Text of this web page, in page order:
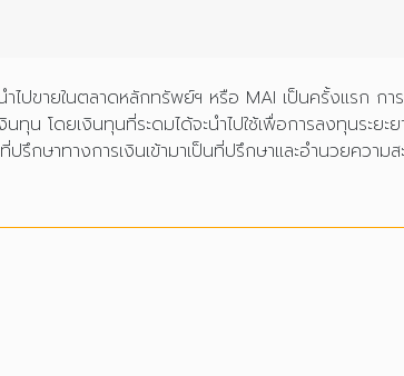
ปขายในตลาดหลักทรัพย์ฯ หรือ MAI เป็นครั้งแรก กา
น โดยเงินทุนที่ระดมได้จะนำไปใช้เพื่อการลงทุนระย
ปรึกษาทางการเงินเข้ามาเป็นที่ปรึกษาและอำนวยคว